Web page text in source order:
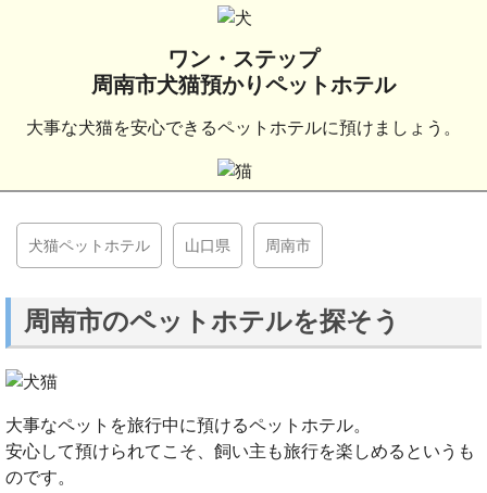
ワン・ステップ
周南市犬猫預かりペットホテル
大事な犬猫を安心できるペットホテルに預けましょう。
犬猫ペットホテル 山口県 周南市
周南市のペットホテルを探そう
大事なペットを旅行中に預けるペットホテル。
安心して預けられてこそ、飼い主も旅行を楽しめるというも
のです。